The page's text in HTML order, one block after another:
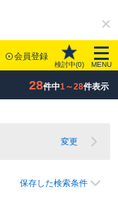
会員登録
検討中(0) MENU
28件中1～28件表示
変更
保存した検索条件